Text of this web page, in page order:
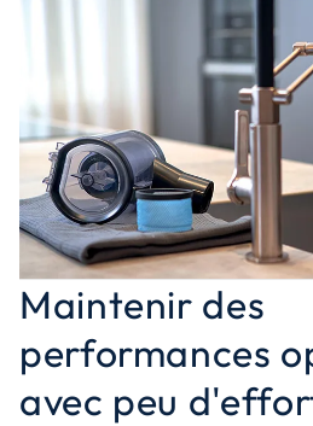
Maintenir des
performances
avec peu